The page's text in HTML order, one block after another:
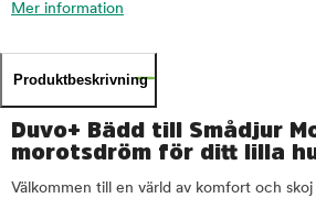
Mer information
Produktbeskrivning
Duvo+ Bädd till Smådjur
morotsdröm för ditt lilla
Välkommen till en värld av komfort och